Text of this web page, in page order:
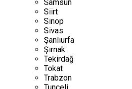
Samsun
Siirt
Sinop
Sivas
Şanlıurfa
Şırnak
Tekirdağ
Tokat
Trabzon